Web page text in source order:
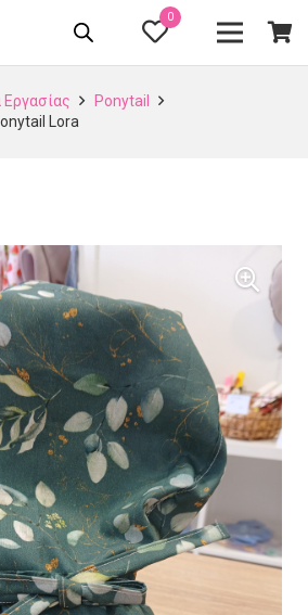
0
Ponytail
Lora